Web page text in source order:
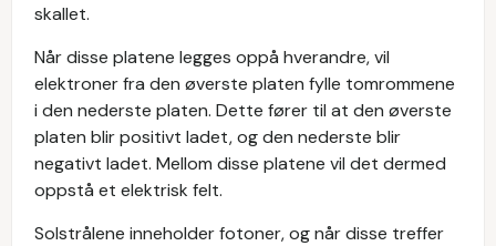
skallet.
Når disse platene legges oppå hverandre, vil
elektroner fra den øverste platen fylle tomrommene
i den nederste platen. Dette fører til at den øverste
platen blir positivt ladet, og den nederste blir
negativt ladet. Mellom disse platene vil det dermed
oppstå et elektrisk felt.
Solstrålene inneholder fotoner, og når disse treffer